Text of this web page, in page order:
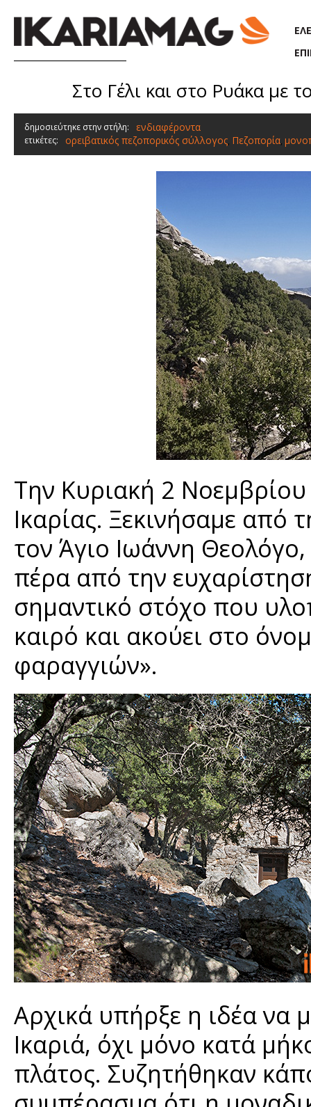
Στο Γέλι και στο Ρυάκα με
δημοσιεύτηκε στην στήλη: ενδιαφέροντα
ετικέτες: ορειβατικός πεζοπορικός σύλλογος, Πεζοπορία,
Την Κυριακή 2
Ικαρίας. Ξεκινήσαμε από
τον Άγιο Ιωάννη
πέρα από την
σημαντικό στόχο που
καιρό και ακούει στο
φαραγγιών».
Αρχικά υπήρξε η ιδέα να
Ικαριά, όχι μόνο κατά
πλάτος. Συζητήθηκαν